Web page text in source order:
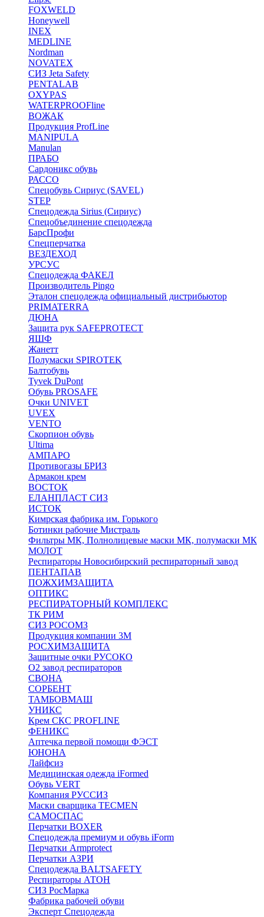
FOXWELD
Honeywell
INEX
MEDLINE
Nordman
NOVATEX
СИЗ Jeta Safety
PENTALAB
OXYPAS
WATERPROOFline
ВОЖАК
Продукция ProfLine
MANIPULA
Manulan
ПРАБО
Сардоникс обувь
РАССО
Спецобувь Сириус (SAVEL)
STEP
Спецодежда Sirius (Сириус)
Спецобъединение спецодежда
БарсПрофи
Спецперчатка
ВЕЗДЕХОД
УРСУС
Спецодежда ФАКЕЛ
Производитель Pingo
Эталон спецодежда официальный дистрибьютор
PRIMATERRA
ДЮНА
Защита рук SAFEPROTECT
ЯШФ
Жанетт
Полумаски SPIROTEK
Балтобувь
Tyvek DuPont
Обувь PROSAFE
Очки UNIVET
UVEX
VENTO
Скорпион обувь
Ultima
АМПАРО
Противогазы БРИЗ
Армакон крем
ВОСТОК
ЕЛАНПЛАСТ СИЗ
ИСТОК
Кимрская фабрика им. Горького
Ботинки рабочие Мистраль
Фильтры МК, Полнолицевые маски МК, полумаски МК
МОЛОТ
Респираторы Новосибирский респираторный завод
ПЕНТАПАВ
ПОЖХИМЗАЩИТА
ОПТИКС
РЕСПИРАТОРНЫЙ КОМПЛЕКС
ТК РИМ
СИЗ РОСОМЗ
Продукция компании 3M
РОСХИМЗАЩИТА
Защитные очки РУСОКО
О2 завод респираторов
СВОНА
СОРБЕНТ
ТАМБОВМАШ
УНИКС
Крем СКС PROFLINE
ФЕНИКС
Аптечка первой помощи ФЭСТ
ЮНОНА
Лайфсиз
Медицинская одежда iFormed
Обувь VERT
Компания РУССИЗ
Маски сварщика TECMEN
САМОСПАС
Перчатки BOXER
Спецодежда премиум и обувь iForm
Перчатки Armprotect
Перчатки АЗРИ
Спецодежда BALTSAFETY
Респираторы АТОН
СИЗ РосМарка
Фабрика рабочей обуви
Эксперт Спецодежда